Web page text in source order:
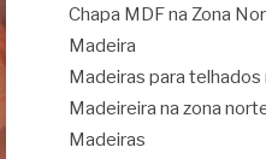
Chapa MDF na Zona
Madeira
Madeiras para telhados
Madeireira na zona
Madeiras